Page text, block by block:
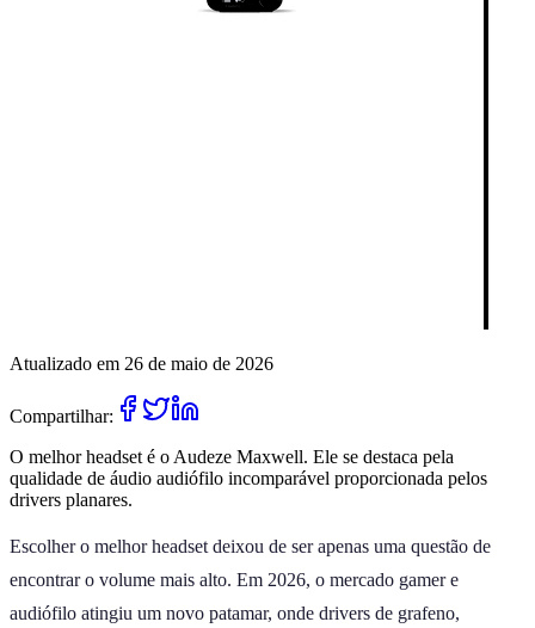
Atualizado em 26 de maio de 2026
Compartilhar:
O melhor headset é o Audeze Maxwell. Ele se destaca pela
qualidade de áudio audiófilo incomparável proporcionada pelos
drivers planares.
Escolher o melhor headset deixou de ser apenas uma questão de
encontrar o volume mais alto. Em 2026, o mercado gamer e
audiófilo atingiu um novo patamar, onde drivers de grafeno,